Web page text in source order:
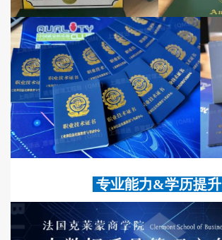
专业能力&学历提升